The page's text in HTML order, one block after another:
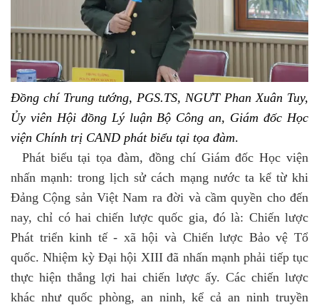
Đồng chí Trung tướng, PGS.TS, NGƯT Phan Xuân Tuy,
Ủy viên Hội đồng Lý luận Bộ Công an, Giám đốc Học
viện Chính trị CAND phát biểu tại tọa đàm.
Phát biểu tại tọa đàm, đồng chí Giám đốc Học viện
nhấn mạnh: trong lịch sử cách mạng nước ta kể từ khi
Đảng Cộng sản Việt Nam ra đời và cầm quyền cho đến
nay, chỉ có hai chiến lược quốc gia, đó là: Chiến lược
Phát triển kinh tế - xã hội và Chiến lược Bảo vệ Tổ
quốc. Nhiệm kỳ Đại hội XIII đã nhấn mạnh phải tiếp tục
thực hiện thắng lợi hai chiến lược ấy. Các chiến lược
khác như quốc phòng, an ninh, kể cả an ninh truyền